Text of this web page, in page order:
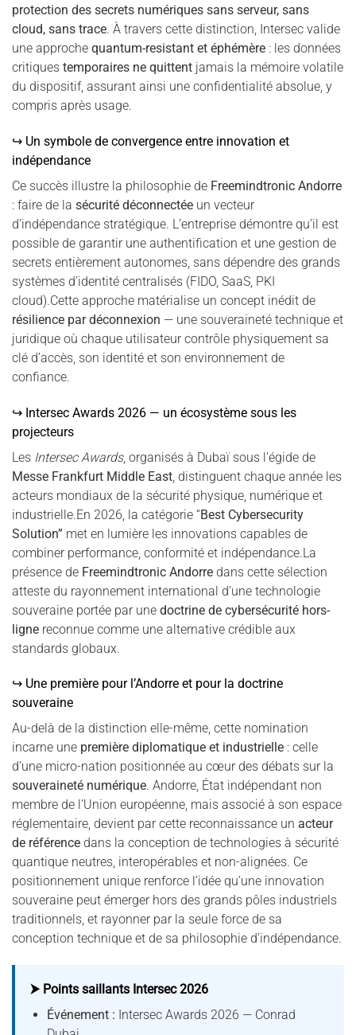
protection des secrets numériques sans serveur, sans
cloud, sans trace. À travers cette distinction, Intersec valide
une approche quantum-resistant et éphémère : les données
critiques temporaires ne quittent jamais la mémoire volatile
du dispositif, assurant ainsi une confidentialité absolue, y
compris après usage.
↪ Un symbole de convergence entre innovation et
indépendance
Ce succès illustre la philosophie de Freemindtronic Andorre
: faire de la sécurité déconnectée un vecteur
d’indépendance stratégique. L’entreprise démontre qu’il est
possible de garantir une authentification et une gestion de
secrets entièrement autonomes, sans dépendre des grands
systèmes d’identité centralisés (FIDO, SaaS, PKI
cloud).Cette approche matérialise un concept inédit de
résilience par déconnexion — une souveraineté technique et
juridique où chaque utilisateur contrôle physiquement sa
clé d’accès, son identité et son environnement de
confiance.
↪ Intersec Awards 2026 — un écosystème sous les
projecteurs
Les Intersec Awards, organisés à Dubaï sous l’égide de
Messe Frankfurt Middle East , distinguent chaque année les
acteurs mondiaux de la sécurité physique, numérique et
industrielle.En 2026, la catégorie “Best Cybersecurity
Solution” met en lumière les innovations capables de
combiner performance, conformité et indépendance.La
présence de Freemindtronic Andorre dans cette sélection
atteste du rayonnement international d’une technologie
souveraine portée par une doctrine de cybersécurité hors-
ligne reconnue comme une alternative crédible aux
standards globaux.
↪ Une première pour l’Andorre et pour la doctrine
souveraine
Au-delà de la distinction elle-même, cette nomination
incarne une première diplomatique et industrielle : celle
d’une micro-nation positionnée au cœur des débats sur la
souveraineté numérique. Andorre, État indépendant non
membre de l’Union européenne, mais associé à son espace
réglementaire, devient par cette reconnaissance un acteur
de référence dans la conception de technologies à sécurité
quantique neutres, interopérables et non-alignées. Ce
positionnement unique renforce l’idée qu’une innovation
souveraine peut émerger hors des grands pôles industriels
traditionnels, et rayonner par la seule force de sa
conception technique et de sa philosophie d’indépendance.
⮞ Points saillants Intersec 2026
Événement : Intersec Awards 2026 — Conrad